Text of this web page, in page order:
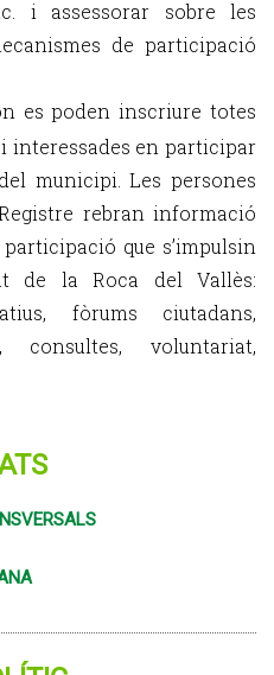
i assessorar sobre les
de participació
es poden inscriure totes
interessades en participar
municipi. Les persones
rebran informació
que s’impulsin
de la Roca del Vallès:
fòrums ciutadans,
consultes, voluntariat,